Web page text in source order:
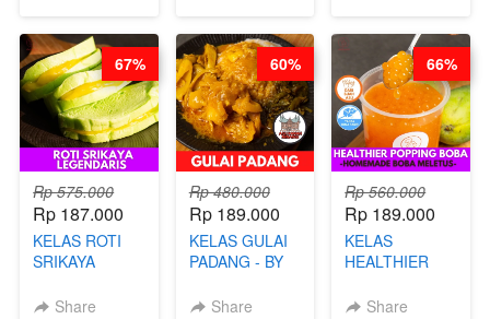
FOOD- BY
CHEF
STEPHANIE
LEGENDARIS -
BY CHEF DITA
Rp 575.000
Rp 187.000
KELAS ROTI
SRIKAYA
BY CHEF DITA
Share
67%
Rp 480.000
Rp 189.000
KELAS GULAI
PADANG - BY
NADIA
Share
60%
Rp 560.000
Rp 189.000
KELAS
HEALTHIER
BOBA -
Share
66%